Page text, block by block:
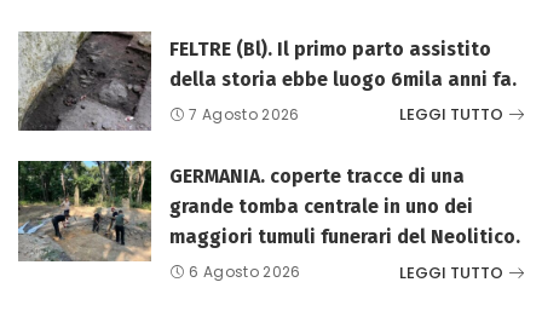
FELTRE (Bl). Il primo parto assistito
della storia ebbe luogo 6mila anni fa.
7 Agosto 2026 LEGGI TUTTO
GERMANIA. coperte tracce di una
grande tomba centrale in uno dei
maggiori tumuli funerari del Neolitico.
6 Agosto 2026 LEGGI TUTTO